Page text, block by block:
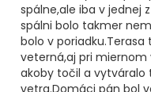
spálne,ale iba v jednej
spálni bolo takmer
bolo v
veterná,aj pri
akoby točil a vytváralo